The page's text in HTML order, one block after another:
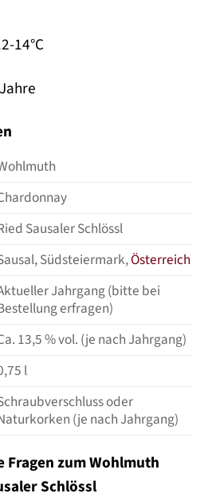
14°C
Sausaler Schlössl
Südsteiermark,Österreich
Jahrgang (bitte bei
erfragen)
13,5 % vol. (je nach Jahrgang)
l
oder
(je nach Jahrgang)
Fragen zum Wohlmuth
Schlössl